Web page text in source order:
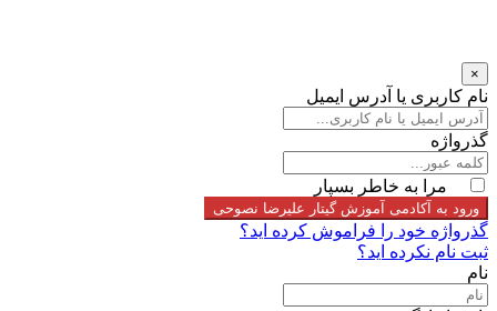
×
نام کاربری یا آدرس ایمیل
گذرواژه
مرا به خاطر بسپار
ورود به آکادمی آموزش گیتار علیرضا نصوحی
گذرواژه خود را فراموش کرده اید؟
ثبت نام نکرده اید؟
نام